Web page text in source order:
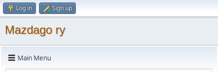
Log in Sign up
Mazdago ry
Main Menu